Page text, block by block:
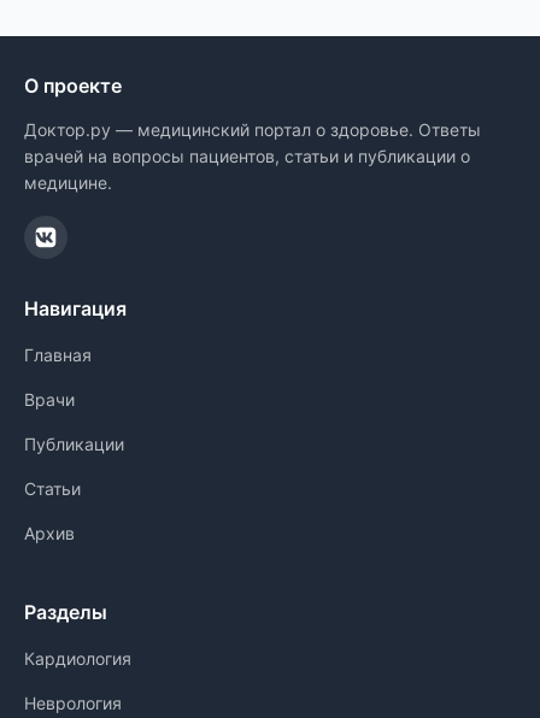
О проекте
Доктор.ру — медицинский портал о здоровье. Ответы
врачей на вопросы пациентов, статьи и публикации о
медицине.
Навигация
Главная
Врачи
Публикации
Статьи
Архив
Разделы
Кардиология
Неврология